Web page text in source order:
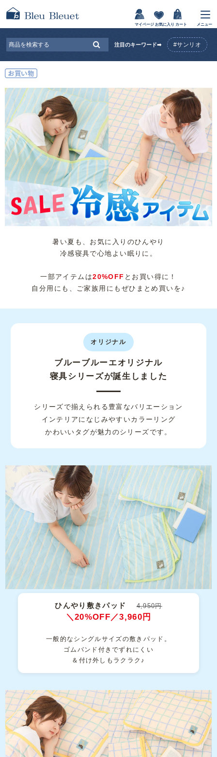
マイページ お気に入り カート メニュー
注目のキーワード➡ #サンリオ
暑い夏も、お気に入りのひんやり
冷感寝具で心地よい眠りに。
一部アイテムは20%OFF とお買い得に！
自分用にも、ご家族用にもぜひまとめ買いを♪
オリジナル
ブルーブルーエオリジナル
寝具シリーズが誕生しました
シリーズで揃えられる豊富なバリエーション
インテリアになじみやすいカラーリング
かわいいタグが魅力のシリーズです。
ひんやり敷きパッド4,950円
＼20%OFF／3,960円
一般的なシングルサイズの敷きパッド。
ゴムバンド付きでずれにくい
＆付け外しもラクラク♪